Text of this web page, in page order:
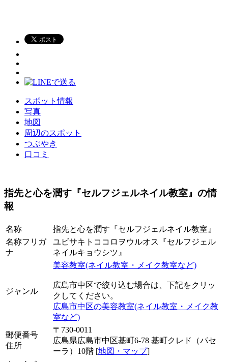
スポット情報
写真
地図
周辺のスポット
つぶやき
口コミ
指先と心を潤す『セルフジェルネイル教室』の情
報
名称
指先と心を潤す『セルフジェルネイル教室』
名称フリガ
ナ
ユビサキトココロヲウルオス『セルフジェル
ネイルキョウシツ』
ジャンル
美容教室(ネイル教室・メイク教室など)
広島市中区で絞り込む場合は、下記をクリッ
クしてください。
広島市中区の美容教室(ネイル教室・メイク教
室など)
郵便番号
住所
〒730-0011
広島県広島市中区基町6-78 基町クレド（パセ
ーラ）10階 [地図・マップ]